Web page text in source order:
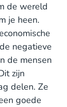
de wereld
je heen.
negatieve
de mensen
zijn
delen. Ze
goede